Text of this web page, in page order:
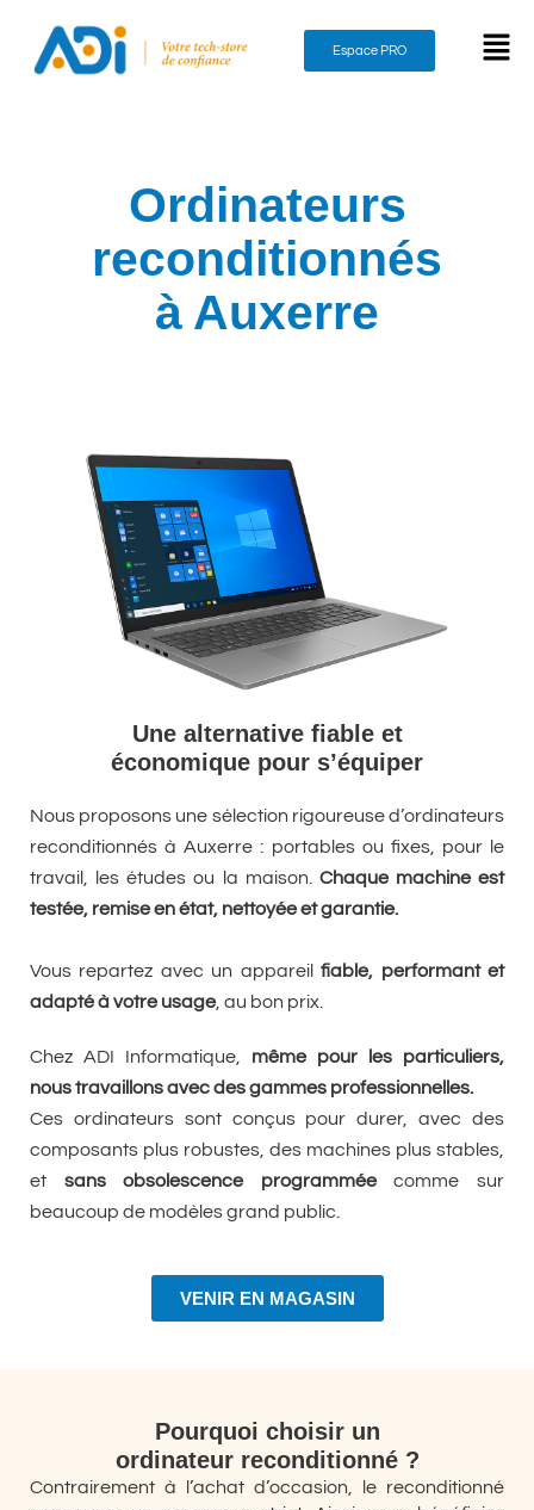
Espace PRO
Ordinateurs
reconditionnés
à Auxerre
Une alternative fiable et
économique pour s’équiper
Nous proposons une sélection rigoureuse d’ordinateurs
reconditionnés à Auxerre : portables ou fixes, pour le
travail, les études ou la maison. Chaque machine est
testée, remise en état, nettoyée et garantie.
Vous repartez avec un appareilfiable, performant et
adapté à votre usage, au bon prix.
Chez ADI Informatique, même pour les particuliers,
nous travaillons avec des gammes professionnelles.
Ces ordinateurs sont conçus pour durer, avec des
composants plus robustes, des machines plus stables,
et sans obsolescence programméecomme sur
beaucoup de modèles grand public.
VENIR EN MAGASIN
Pourquoi choisir un
ordinateur reconditionné ?
Contrairement à l’achat d’occasion, le reconditionné